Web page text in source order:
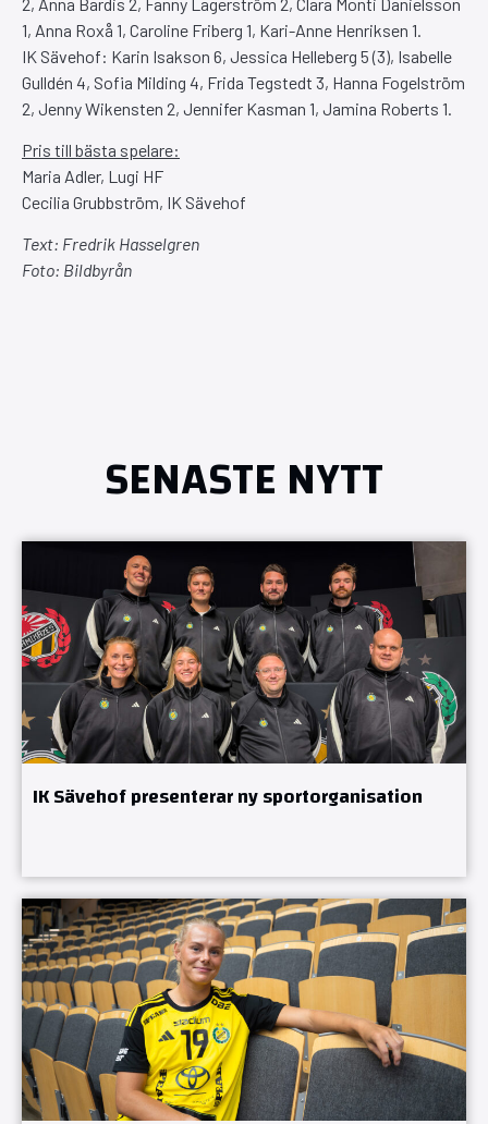
1, Anna Roxå 1, Caroline Friberg 1, Kari-Anne Henriksen 1.
IK Sävehof: Karin Isakson 6, Jessica Helleberg 5 (3), Isabelle
Gulldén 4, Sofia Milding 4, Frida Tegstedt 3, Hanna Fogelström
2, Jenny Wikensten 2, Jennifer Kasman 1, Jamina Roberts 1.
Pris till bästa spelare:
Maria Adler, Lugi HF
Cecilia Grubbström, IK Sävehof
Text: Fredrik Hasselgren
Foto: Bildbyrån
SENASTE NYTT
IK Sävehof presenterar ny sportorganisation